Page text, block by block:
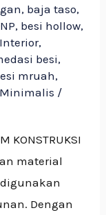
, baja taso,
, besi hollow,
Interior,
besi,
mruah,
/
KONSTRUKSI
material
Dengan